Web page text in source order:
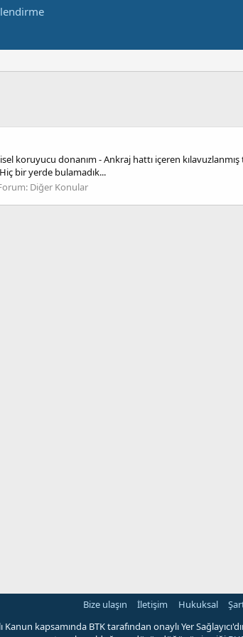
koruyucu donanım - Ankraj hattı içeren
bir yerde bulamadık...
Diğer Konular
Bize ulaşın İletişim Hukuksal
Kanun kapsamında BTK tarafından onaylı Yer